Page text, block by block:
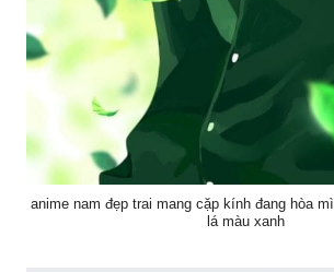
anime nam đẹp trai mang cặp kính đang hòa
lá màu xanh